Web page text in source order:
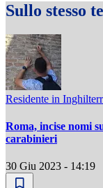
Sullo stesso
Residente in
Roma, incise nomi
carabinieri
30 Giu 2023 - 14:19